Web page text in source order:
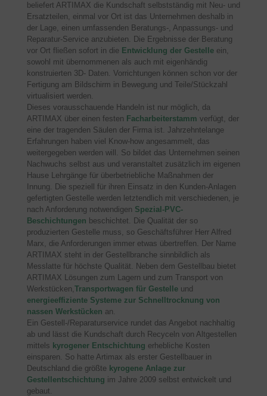
beliefert ARTIMAX die Kundschaft selbstständig mit Neu- und
Ersatzteilen, einmal vor Ort ist das Unternehmen deshalb in
der Lage, einen umfassenden Beratungs-, Anpassungs- und
Reparatur-Service anzubieten. Die Ergebnisse der Beratung
vor Ort fließen sofort in die Entwicklung der Gestelleein,
sowohl mit übernommenen als auch mit eigenhändig
konstruierten 3D- Daten. Vorrichtungen können schon vor der
Fertigung am Bildschirm in Bewegung und Teile/Stückzahl
virtualisiert werden.
Dieses vorausschauende Handeln ist nur möglich, da
ARTIMAX über einen festen Facharbeiterstamm verfügt, der
eine der tragenden Säulen der Firma ist. Jahrzehntelange
Erfahrungen haben viel Know-how angesammelt, das
weitergegeben werden will. So bildet das Unternehmen seinen
Nachwuchs selbst aus und veranstaltet zusätzlich im eigenen
Hause Lehrgänge für überbetriebliche Maßnahmen der
Innung. Die speziell für ihren Einsatz in den Kunden-Anlagen
gefertigten Gestelle werden letztendlich mit verschiedenen, je
nach Anforderung notwendigen Spezial-PVC-
Beschichtungen beschichtet. Die Qualität der so
produzierten Gestelle muss, so Geschäftsführer Herr Alfred
Marx, die Anforderungen immer etwas übertreffen. Der Name
ARTIMAX steht in der Gestellbranche sinnbildlich als
Messlatte für höchste Qualität. Neben dem Gestellbau bietet
ARTIMAX Lösungen zum Lagern und zum Transport von
Werkstücken,Transportwagen für Gestelleund
energieeffiziente Systeme zur Schnelltrocknung von
nassen Werkstücken an.
Ein Gestell-/Reparaturservice rundet das Angebot nachhaltig
ab und lässt die Kundschaft durch Recyceln von Altgestellen
mittels kyrogener Entschichtung erhebliche Kosten
einsparen. So hatte Artimax als erster Gestellbauer in
Deutschland die größte kyrogene Anlage zur
Gestellentschichtung im Jahre 2009 selbst entwickelt und
gebaut.